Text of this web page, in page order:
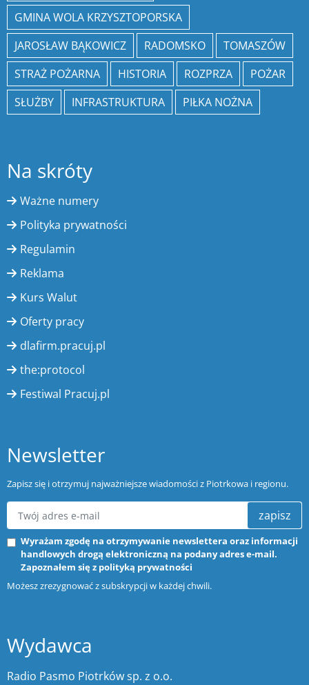
GMINA WOLA KRZYSZTOPORSKA
JAROSŁAW BĄKOWICZ
RADOMSKO
TOMASZÓW
STRAŻ POŻARNA
HISTORIA ROZPRZA
POŻAR
SŁUŻBY
INFRASTRUKTURA PIŁKA NOŻNA
Na skróty
Ważne numery
Polityka prywatności
Regulamin
Reklama
Kurs Walut
Oferty pracy
dlafirm.pracuj.pl
the:protocol
Festiwal Pracuj.pl
Newsletter
Zapisz się i otrzymuj najważniejsze wiadomości z Piotrkowa i regionu.
zapisz
Wyrażam zgodę na otrzymywanie newslettera oraz informacji
handlowych drogą elektroniczną na podany adres e-mail.
Zapoznałem się z polityką prywatności
Możesz zrezygnować z subskrypcji w każdej chwili.
Wydawca
Radio Pasmo Piotrków sp. z o.o.